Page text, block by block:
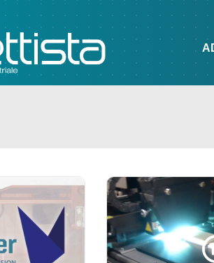
ADDITIVE MANUFACTURING